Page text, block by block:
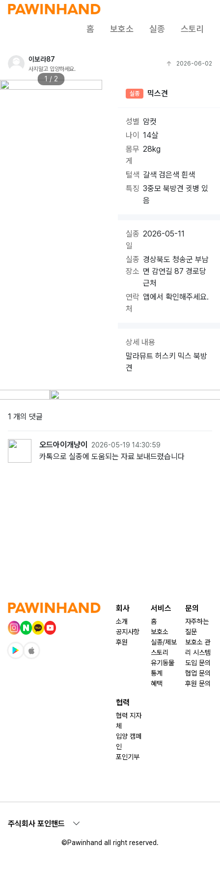
홈 보호소 실종 스토리
이보라87
사지말고 입양하세요.
2026-06-02
1 / 2
실종 믹스견
성별 암컷
나이
14살
몸무
게
28kg
털색 갈색 검은색 흰색
특징 3중모 북방견 귓병 있
음
실종
일
2026-05-11
실종
장소
경상북도 청송군 부남
면 감연길 87 경로당
근처
연락
처
앱에서 확인해주세요.
상세 내용
말라뮤트 허스키 믹스 북방
견
1 개의 댓글
오드아이개냥이 2026-05-19 14:30:59
카톡으로 실종에 도움되는 자료 보내드렸습니다
회사
소개
공지사항
후원
서비스
홈
보호소
실종/제보
스토리
유기동물
통계
혜택
문의
자주하는
질문
보호소 관
리 시스템
도입 문의
협업 문의
후원 문의
협력
협력 지자
체
입양 캠페
인
포인기부
주식회사 포인핸드
©Pawinhand all right reserved.